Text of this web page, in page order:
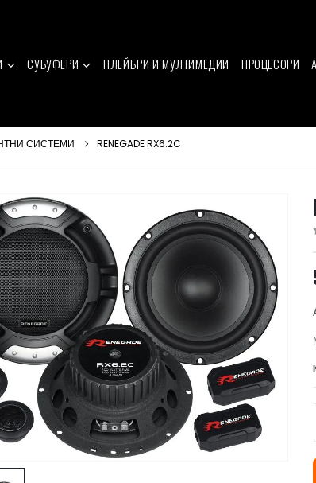
СУБУФЕРИ ПЛЕЙЪРИ И МУЛТИМЕДИИ ПРОЦЕСОРИ
СИСТЕМИ RENEGADE RX6.2C